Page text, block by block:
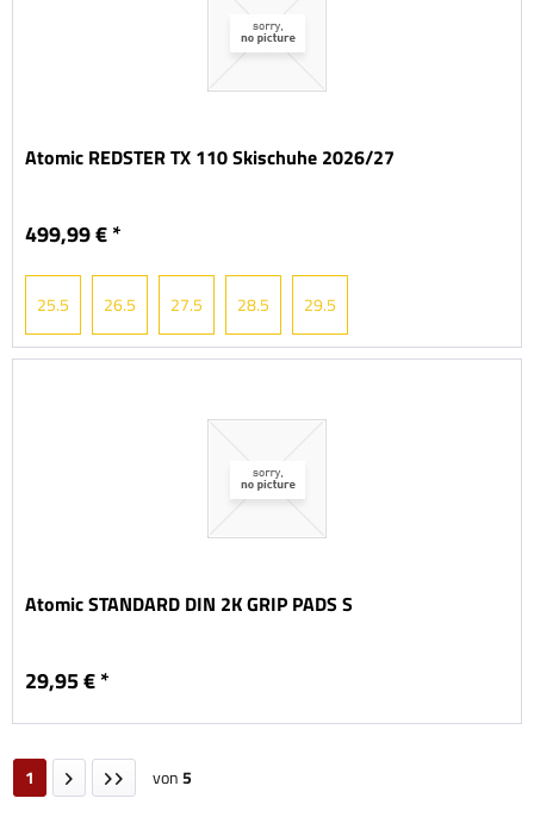
Atomic REDSTER TX 110 Skischuhe 2026/27
499,99 € *
25.5 26.5 27.5 28.5 29.5
Atomic STANDARD DIN 2K GRIP PADS S
29,95 € *
1 von5